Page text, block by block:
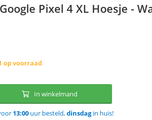
Pixel 4 XL Hoesje -
op voorraad
In winkelmand
13:00 uur besteld,dinsdagin huis!